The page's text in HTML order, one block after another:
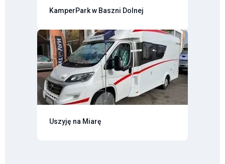
KamperPark w Baszni Dolnej
Uszyję na Miarę